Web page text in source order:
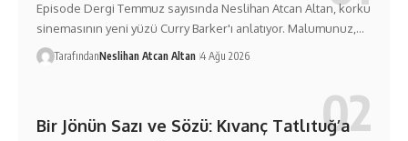
Episode Dergi Temmuz sayısında Neslihan Atcan Altan, korku
sinemasının yeni yüzü Curry Barker'ı anlatıyor. Malumunuz,…
TarafındanNeslihan Atcan Altan 4 Ağu 2026
Bir Jönün Sazı ve Sözü: Kıvanç Tatlıtuğ’a